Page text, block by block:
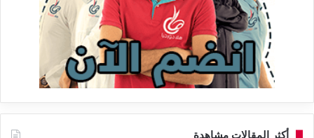
أكثر المقالات مشاهدة